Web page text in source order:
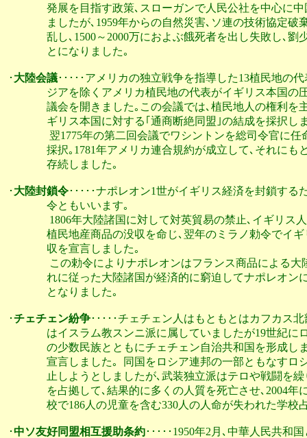
発展を目指す政策､スローガンで人民公社を中心
ましたが､1959年からの自然災害､ソ連の技術協
乱し､1500～2000万におよぶ餓死者を出し失敗し
               とになりました｡
･ 大陸会議･････アメリカの独立戦争を指導した13植民地の
ジアを除くアメリカ植民地の代表がイギリス本
議会を開きました｡この会議では､植民地人の権
ギリス本国に対する｢通商断絶同盟｣の結成を採択し
翌1775年の第二回会議でワシントンを総司令官
採択｡1781年アメリカ連合規約が成立して､それ
               存続しました｡
･ 大陸封鎖令･････ナポレオン1世がイギリス経済を封鎖す
               令ともいいます｡
1806年大陸諸国に対して対英貿易の禁止､イギ
植民地産商品の没収を命じ､翌年のミラノ勅令で
               収を宣言しました｡
この勅令によりナポレオンはフランス商品によ
れに従った大陸諸国が経済的に窮迫してナポレ
               となりました｡
･チェチェン紛争･････チェチェン人はもともとはカフカス
はイスラム教スンニ派に属していましたが19世
の少数民族とともにチェチェン自治共和国を形
宣言しました｡  同国をロシア連邦の一部ともな
止しようとしましたが､武装独立派はテロや戦闘
を占拠して､結果的に多くの人質を死亡させ､
校で186人の児童を含む330人の人命が失われた学
･中ソ友好同盟相互援助条約･････1950年2月､中華人民共和